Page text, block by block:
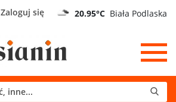
Zaloguj się 20.95°C Biała Podlaska